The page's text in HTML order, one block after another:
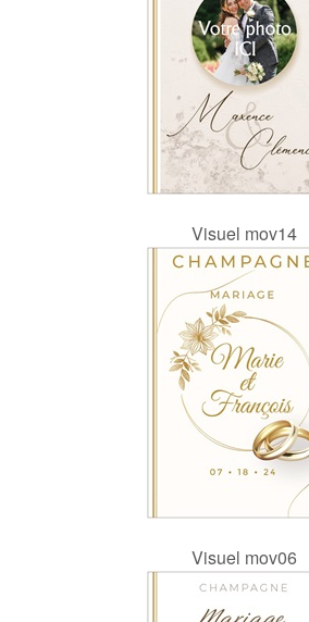
Visuel mov14
Visuel mov06